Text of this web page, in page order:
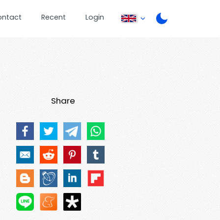
Recent Login
Share